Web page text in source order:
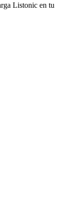
Listonic en tu